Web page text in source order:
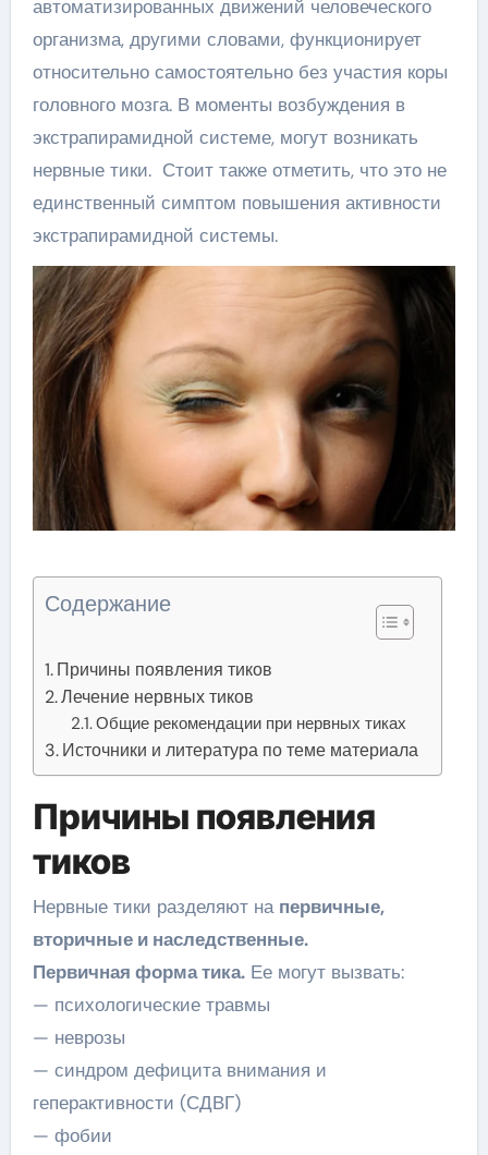
автоматизированных движений человеческого
организма, другими словами, функционирует
относительно самостоятельно без участия коры
головного мозга. В моменты возбуждения в
экстрапирамидной системе, могут возникать
нервные тики. Стоит также отметить, что это не
единственный симптом повышения активности
экстрапирамидной системы.
Содержание
Причины появления тиков
Лечение нервных тиков
Общие рекомендации при нервных тиках
Источники и литература по теме материала
Причины появления
тиков
Нервные тики разделяют на первичные,
вторичные и наследственные.
Первичная форма тика.Ее могут вызвать:
— психологические травмы
— неврозы
— синдром дефицита внимания и
геперактивности (СДВГ)
— фобии